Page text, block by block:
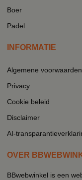
Boer
Padel
INFORMATIE
Algemene voorwaarden
Privacy
Cookie beleid
Disclaimer
AI-
OVER
BBwebwinkel is een